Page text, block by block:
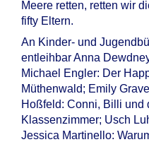
Meere retten, retten wir
fifty Eltern.
An Kinder- und
entleihbar Anna
Michael Engler: Der
Müthenwald; Emily
Hoßfeld: Conni, Billi und
Klassenzimmer; Usch
Jessica Martinello: